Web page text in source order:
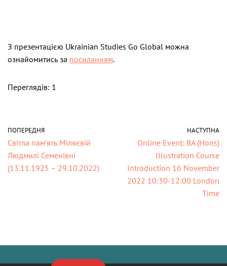
З презентацією Ukrainian Studies Go Global можна
ознайомитись за посиланням.
Переглядів: 1
ПОПЕРЕДНЯ
Світла пам’ять Міляєвій
Людмилі Семенівні
(13.11.1925 – 29.10.2022)
НАСТУПНА
Online Event: BA (Hons)
Illustration Course
Introduction 16 November
2022 10:30-12:00 London
Time